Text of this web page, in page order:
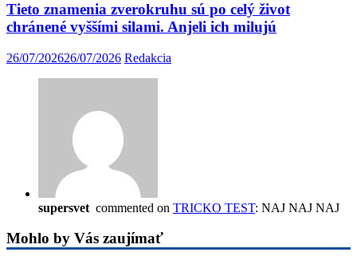
Tieto znamenia zverokruhu sú po celý život
chránené vyššími silami. Anjeli ich milujú
26/07/202626/07/2026 Redakcia
supersvet commented on TRICKO TEST: NAJ NAJ NAJ
Mohlo by Vás zaujímať